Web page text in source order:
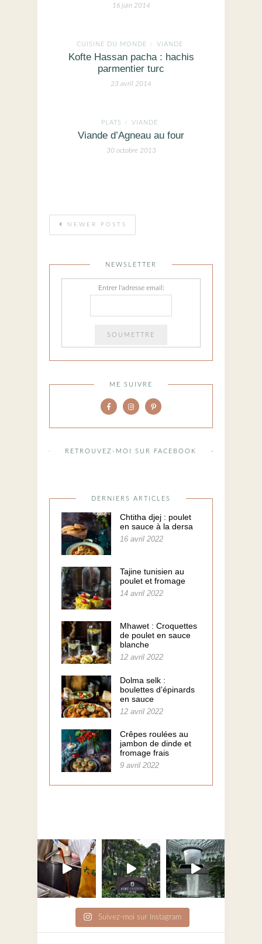
16 juin 2014
CUISINE DU MONDE / VIANDE
Kofte Hassan pacha : hachis
parmentier turc
23 avril 2014
PLATS / VIANDE
Viande d’Agneau au four
30 octobre 2013
NEWER POSTS
NEWSLETTER
Entrer l'adresse email:
ME SUIVRE
RETROUVEZ-MOI SUR FACEBOOK
DERNIERS ARTICLES
Chtitha djej : poulet
en sauce à la dersa
16 avril 2022
Tajine tunisien au
poulet et fromage
14 avril 2022
Mhawet : Croquettes
de poulet en sauce
blanche
12 avril 2022
Dolma selk :
boulettes d’épinards
en sauce
12 avril 2022
Crêpes roulées au
jambon de dinde et
fromage frais
9 avril 2022
Suivez-moi sur Instagram